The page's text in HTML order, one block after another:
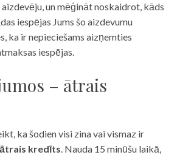
un mēģināt noskaidrot, kāds
iespējas Jums šo aizdevumu
ka ir nepieciešams aizņemties
iespējas.
– ātrais
ka šodien visi zina vai vismaz ir
ātrais kredīts. Nauda 15 minūšu laikā,